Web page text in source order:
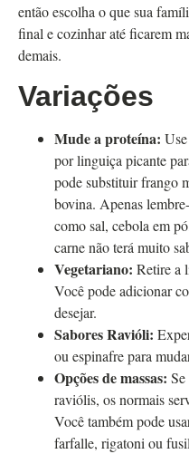
então escolha o que sua
final e cozinhar até ficarem
demais.
Variações
Mude a proteína:
por linguiça picante
pode substituir frango
bovina. Apenas
como sal, cebola em
carne não terá muito
Vegetariano: Retire a
Você pode adicionar
desejar.
Sabores Ravióli:
ou espinafre para
Opções de massas:
raviólis, os normais
Você também pode
farfalle, rigatoni ou